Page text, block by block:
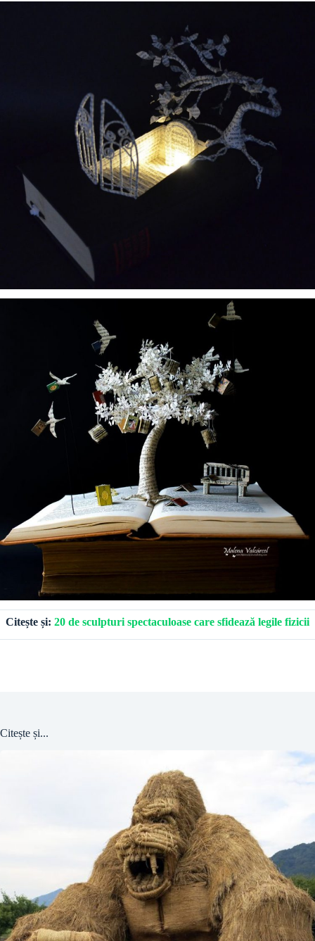
Citește și: 20 de sculpturi spectaculoase care sfidează legile fizicii
Citește și...